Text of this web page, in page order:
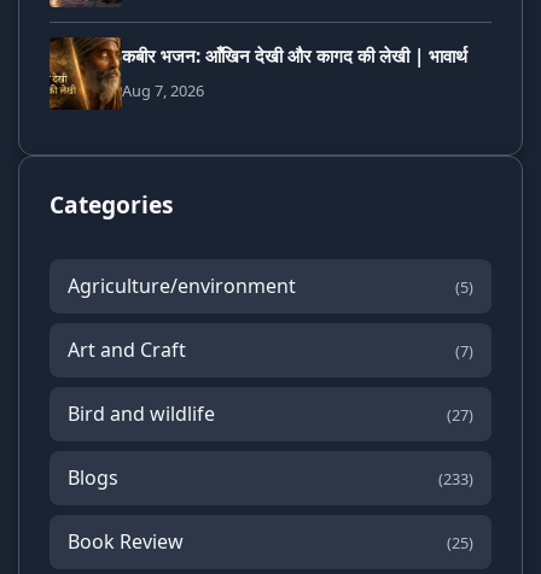
कबीर भजन: आँखिन देखी और कागद की लेखी | भावार्थ
Aug 7, 2026
Categories
Agriculture/environment (5)
Art and Craft (7)
Bird and wildlife (27)
Blogs (233)
Book Review (25)